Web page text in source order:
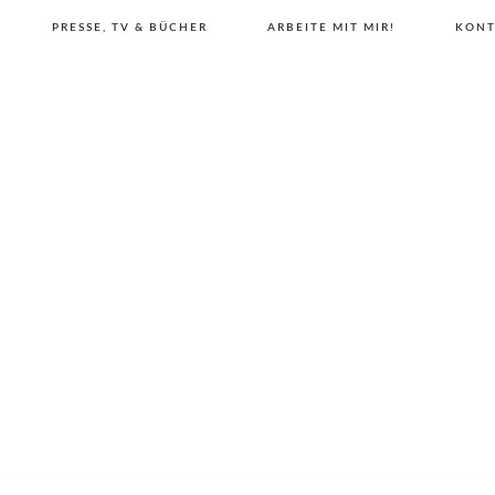
PRESSE, TV & BÜCHER ARBEITE MIT MIR!